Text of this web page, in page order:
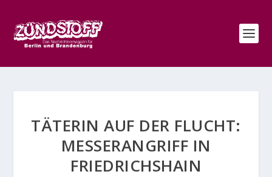
TÄTERIN AUF DER FLUCHT:
MESSERANGRIFF IN
FRIEDRICHSHAIN